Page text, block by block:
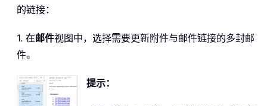
的链接：
1. 在邮件视图中，选择需要更新附件与邮件链接的多封邮
件。
提示：